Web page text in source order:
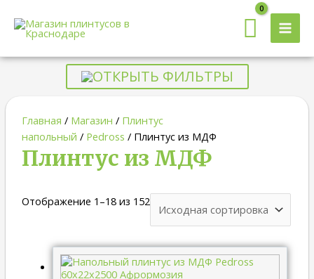
Главная / Магазин / Плинтус
напольный / Pedross / Плинтус из МДФ
Плинтус из МДФ
Отображение 1–18 из 152
ОТКРЫТЬ ФИЛЬТРЫ